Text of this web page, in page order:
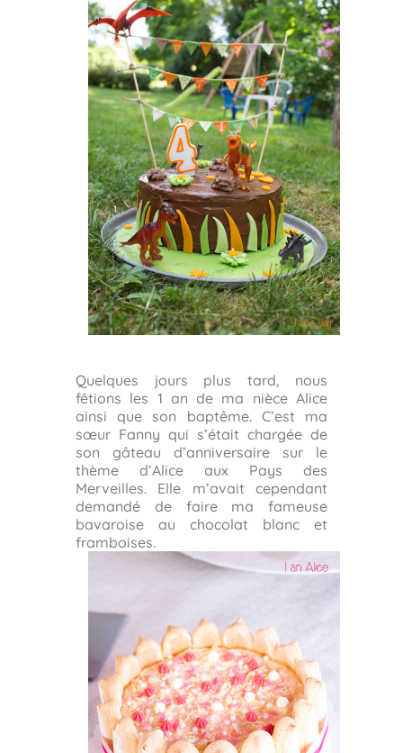
Quelques jours plus tard, nous
fêtions les 1 an de ma nièce Alice
ainsi que son baptême. C’est ma
sœur Fanny qui s’était chargée de
son gâteau d’anniversaire sur le
thème d’Alice aux Pays des
Merveilles. Elle m’avait cependant
demandé de faire ma fameuse
bavaroise au chocolat blanc et
framboises.